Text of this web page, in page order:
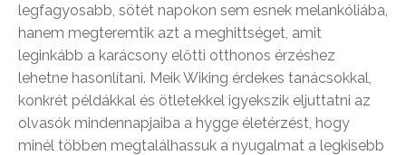
legfagyosabb, sötét napokon sem esnek melankóliába,
hanem megteremtik azt a meghittséget, amit
leginkább a karácsony előtti otthonos érzéshez
lehetne hasonlítani. Meik Wiking érdekes tanácsokkal,
konkrét példákkal és ötletekkel igyekszik eljuttatni az
olvasók mindennapjaiba a hygge életérzést, hogy
minél többen megtalálhassuk a nyugalmat a legkisebb